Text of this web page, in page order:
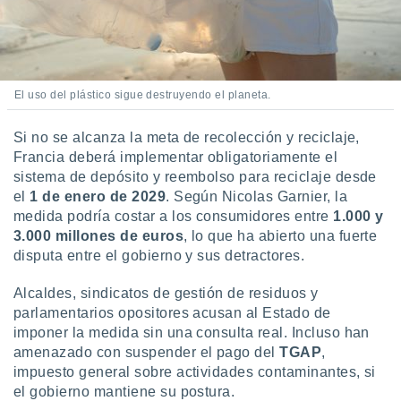
utilizar
crear un
uso de
contenido
medir el
la
el
del
de
de
de
de
uso de
con el
El uso del plástico sigue destruyendo el planeta.
Si no se alcanza la meta de recolección y reciclaje,
Francia deberá implementar obligatoriamente el
sistema de depósito y reembolso para reciclaje desde
el 1 de enero de 2029. Según Nicolas Garnier, la
medida podría costar a los consumidores entre 1.000 y
3.000 millones de euros, lo que ha abierto una fuerte
disputa entre el gobierno y sus detractores.
Alcaldes, sindicatos de gestión de residuos y
parlamentarios opositores acusan al Estado de
imponer la medida sin una consulta real. Incluso han
amenazado con suspender el pago delTGAP,
impuesto general sobre actividades contaminantes, si
el gobierno mantiene su postura.